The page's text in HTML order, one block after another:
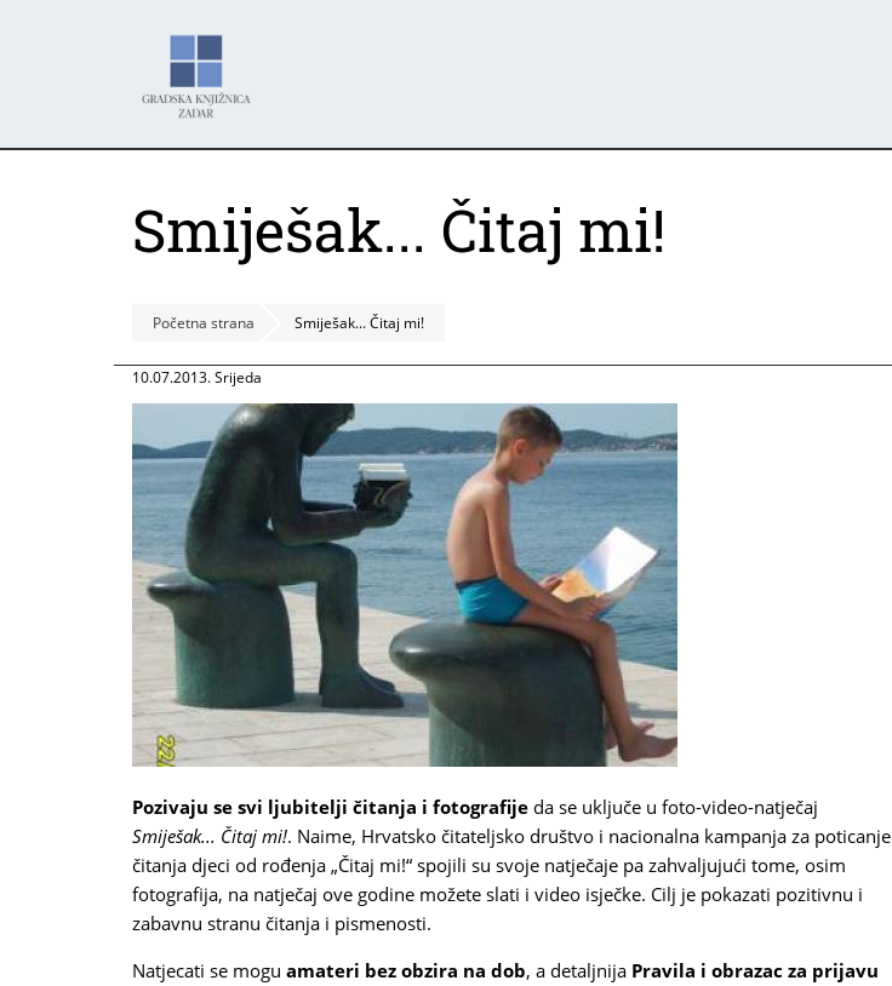
Smiješak... Čitaj mi!
Početna strana Smiješak... Čitaj mi!
10.07.2013. Srijeda
Pozivaju se svi ljubitelji čitanja i fotografije da se uključe u foto-video-natječaj
Smiješak... Čitaj mi!. Naime, Hrvatsko čitateljsko društvo i nacionalna kampanja za poticanje
čitanja djeci od rođenja „Čitaj mi!“ spojili su svoje natječaje pa zahvaljujući tome, osim
fotografija, na natječaj ove godine možete slati i video isječke. Cilj je pokazati pozitivnu i
zabavnu stranu čitanja i pismenosti.
Natjecati se mogu amateri bez obzira na dob, a detaljnija Pravila i obrazac za prijavu